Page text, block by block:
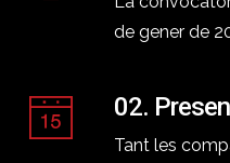
de gener de
02.
Tant les